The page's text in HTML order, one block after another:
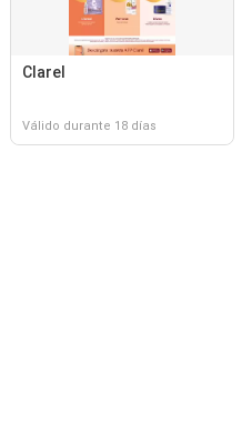
Clarel
Válido durante 18 días